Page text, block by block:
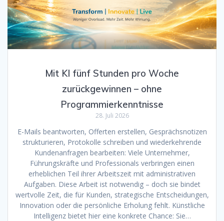
Mit KI fünf Stunden pro Woche
zurückgewinnen – ohne
Programmierkenntnisse
28. Juli 2026
E-Mails beantworten, Offerten erstellen, Gesprächsnotizen
strukturieren, Protokolle schreiben und wiederkehrende
Kundenanfragen bearbeiten: Viele Unternehmer,
Führungskräfte und Professionals verbringen einen
erheblichen Teil ihrer Arbeitszeit mit administrativen
Aufgaben. Diese Arbeit ist notwendig – doch sie bindet
wertvolle Zeit, die für Kunden, strategische Entscheidungen,
Innovation oder die persönliche Erholung fehlt. Künstliche
Intelligenz bietet hier eine konkrete Chance: Sie…